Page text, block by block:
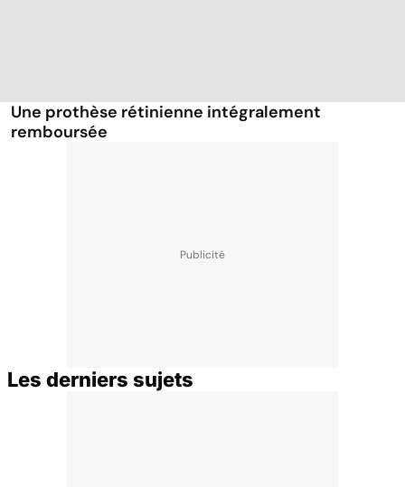
Une prothèse rétinienne intégralement
remboursée
Les derniers sujets